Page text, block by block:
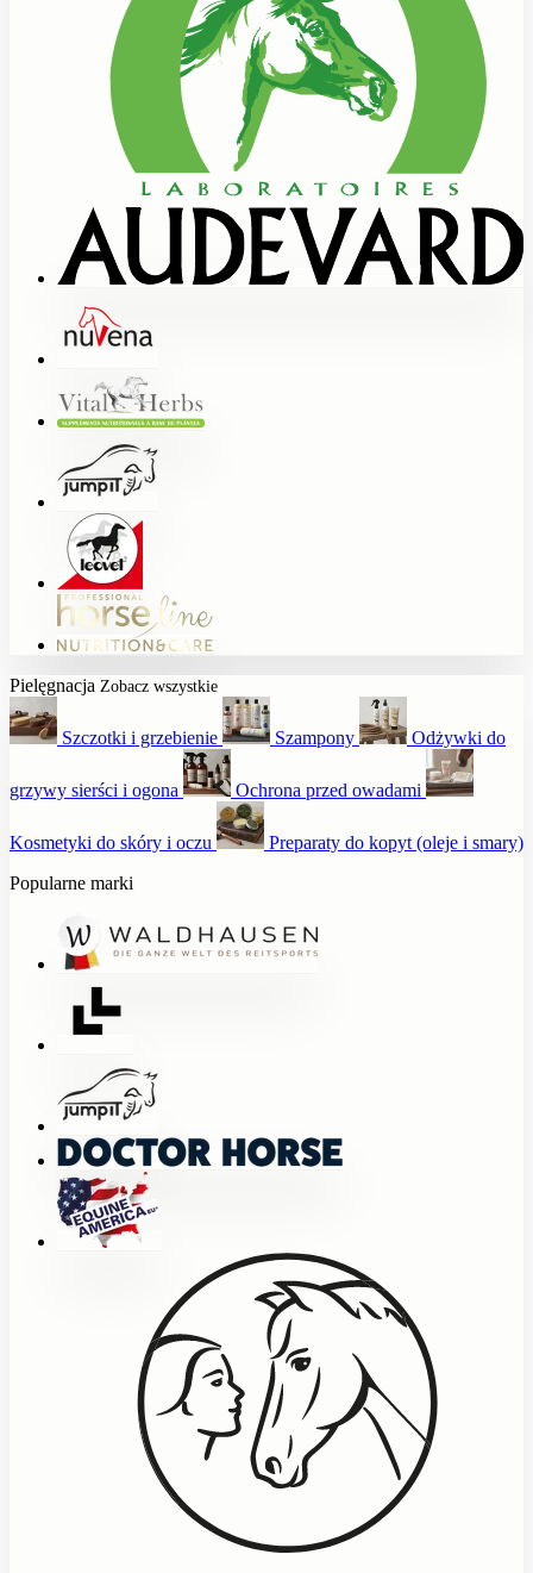
Pielęgnacja Zobacz wszystkie
Szczotki i grzebienie Szampony Odżywki do
grzywy sierści i ogona Ochrona przed owadami
Kosmetyki do skóry i oczu
Preparaty do kopyt (oleje i smary)
Popularne marki